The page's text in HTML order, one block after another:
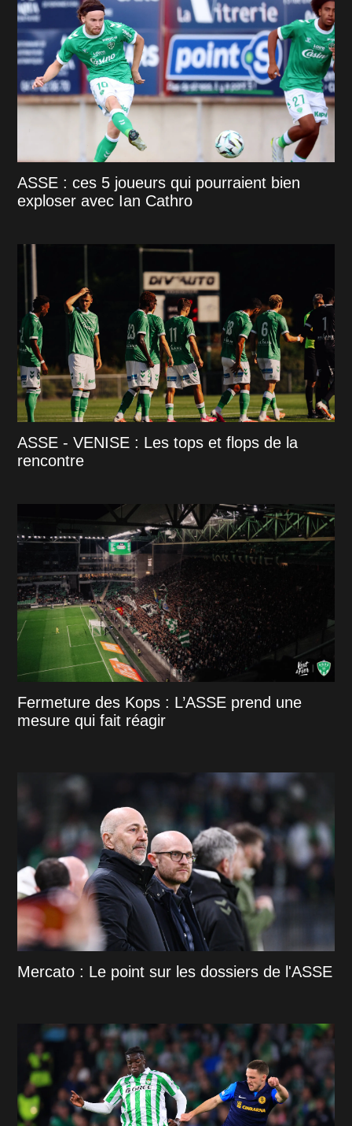
ASSE : ces 5 joueurs qui pourraient bien
exploser avec Ian Cathro
ASSE - VENISE : Les tops et flops de la
rencontre
Fermeture des Kops : L’ASSE prend une
mesure qui fait réagir
Mercato : Le point sur les dossiers de l'ASSE